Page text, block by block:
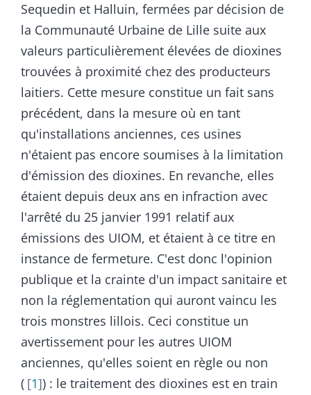
Sequedin et Halluin, fermées par décision de
la Communauté Urbaine de Lille suite aux
valeurs particulièrement élevées de dioxines
trouvées à proximité chez des producteurs
laitiers. Cette mesure constitue un fait sans
précédent, dans la mesure où en tant
qu'installations anciennes, ces usines
n'étaient pas encore soumises à la limitation
d'émission des dioxines. En revanche, elles
étaient depuis deux ans en infraction avec
l'arrêté du 25 janvier 1991 relatif aux
émissions des UIOM, et étaient à ce titre en
instance de fermeture. C'est donc l'opinion
publique et la crainte d'un impact sanitaire et
non la réglementation qui auront vaincu les
trois monstres lillois. Ceci constitue un
avertissement pour les autres UIOM
anciennes, qu'elles soient en règle ou non
( 1 ) : le traitement des dioxines est en train